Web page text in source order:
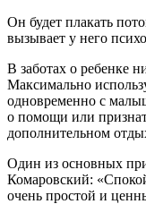
Он будет плакать
вызывает у него
В заботах о ребенке
Максимально
одновременно с
о помощи или
дополнительном
Один из основных
Комаровский:
очень простой и